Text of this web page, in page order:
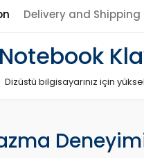
Delivery and Shipping
Dizüstü bilgisayarınız için